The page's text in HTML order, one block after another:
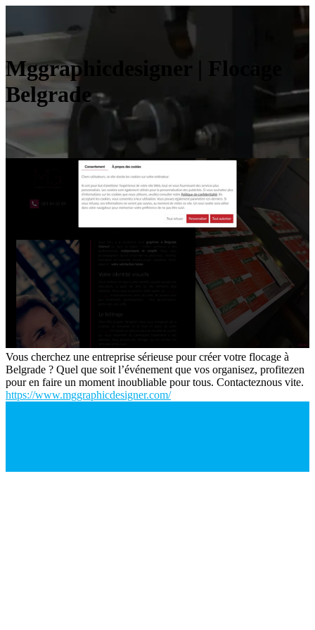
Mggrap­hicde­sig­ner | Flocage
Belgrade
Vous cherchez une entreprise sérieuse pour créer votre flocage à
Belgrade ? Quel que soit l’événement que vos organisez, profitezen
pour en faire un moment inoubliable pour tous. Contacteznous vite.
https://www.mggraphicdesigner.com/